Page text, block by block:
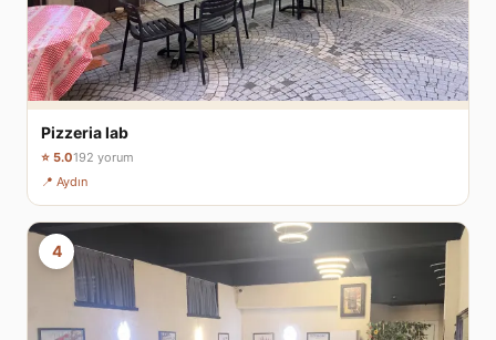
Pizzeria lab
⭐ 5.0192 yorum
📍 Aydın
4